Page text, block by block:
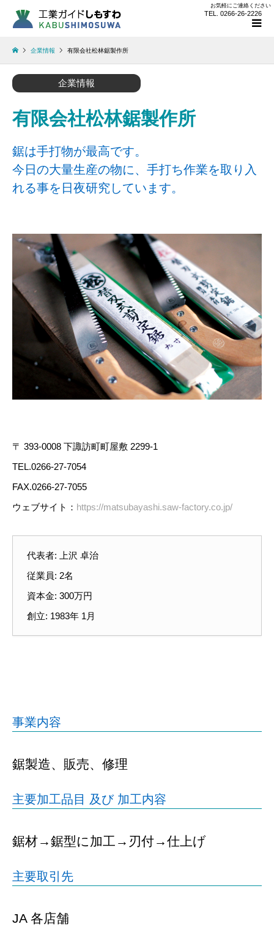
お気軽にご連絡ください
TEL. 0266-26-2226
企業情報 有限会社松林鋸製作所
企業情報
有限会社松林鋸製作所
鋸は手打物が最高です。
今日の大量生産の物に、手打ち作業を取り入
れる事を日夜研究しています。
〒 393-0008 下諏訪町町屋敷 2299-1
TEL.0266-27-7054
FAX.0266-27-7055
ウェブサイト： https://matsubayashi.saw-factory.co.jp/
代表者: 上沢 卓治
従業員: 2名
資本金: 300万円
創立: 1983年 1月
事業内容
鋸製造、販売、修理
主要加工品目 及び 加工内容
鋸材→鋸型に加工→刃付→仕上げ
主要取引先
JA 各店舗